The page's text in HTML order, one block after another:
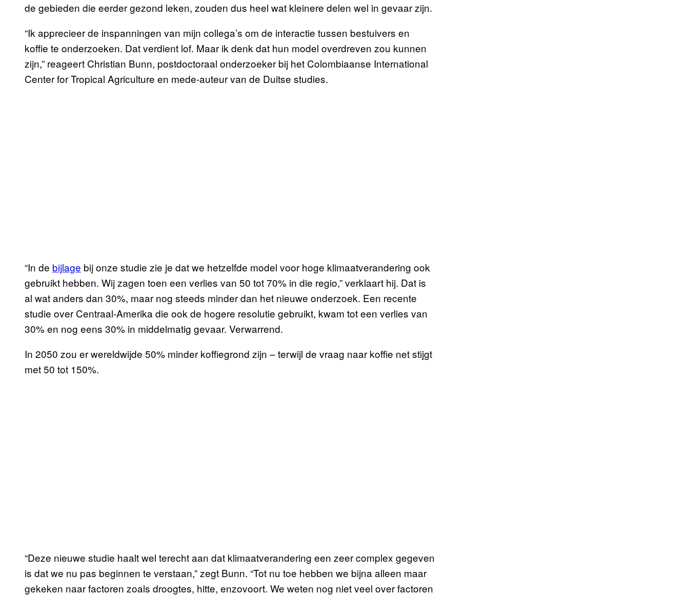
de gebieden die eerder gezond leken, zouden dus heel wat kleinere delen wel in gevaar zijn.
“Ik apprecieer de inspanningen van mijn collega’s om de interactie tussen bestuivers en
koffie te onderzoeken. Dat verdient lof. Maar ik denk dat hun model overdreven zou kunnen
zijn,” reageert Christian Bunn, postdoctoraal onderzoeker bij het Colombiaanse International
Center for Tropical Agriculture en mede-auteur van de Duitse studies.
“In de bijlage bij onze studie zie je dat we hetzelfde model voor hoge klimaatverandering ook
gebruikt hebben. Wij zagen toen een verlies van 50 tot 70% in die regio,” verklaart hij. Dat is
al wat anders dan 30%, maar nog steeds minder dan het nieuwe onderzoek. Een recente
studie over Centraal-Amerika die ook de hogere resolutie gebruikt, kwam tot een verlies van
30% en nog eens 30% in middelmatig gevaar. Verwarrend.
In 2050 zou er wereldwijde 50% minder koffiegrond zijn – terwijl de vraag naar koffie net stijgt
met 50 tot 150%.
“Deze nieuwe studie haalt wel terecht aan dat klimaatverandering een zeer complex gegeven
is dat we nu pas beginnen te verstaan,” zegt Bunn. “Tot nu toe hebben we bijna alleen maar
gekeken naar factoren zoals droogtes, hitte, enzovoort. We weten nog niet veel over factoren